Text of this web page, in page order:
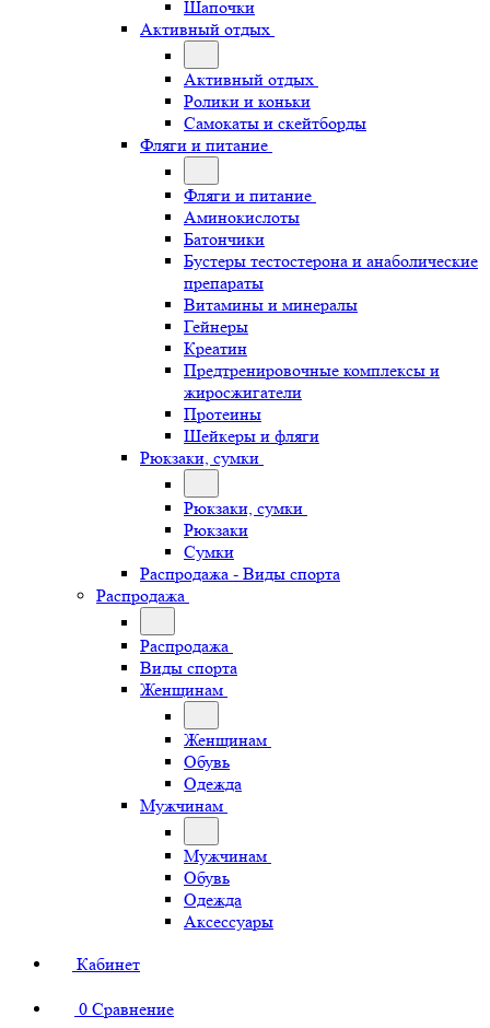
Шапочки
Активный отдых
Активный отдых
Ролики и коньки
Самокаты и скейтборды
Фляги и питание
Фляги и питание
Аминокислоты
Батончики
Бустеры тестостерона и анаболические
препараты
Витамины и минералы
Гейнеры
Креатин
Предтренировочные комплексы и
жиросжигатели
Протеины
Шейкеры и фляги
Рюкзаки, сумки
Рюкзаки, сумки
Рюкзаки
Сумки
Распродажа - Виды спорта
Распродажа
Распродажа
Виды спорта
Женщинам
Женщинам
Обувь
Одежда
Мужчинам
Мужчинам
Обувь
Одежда
Аксессуары
Кабинет
0 Сравнение